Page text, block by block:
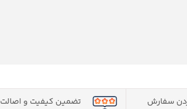
سفارش تضمین کیفیت و اصالت